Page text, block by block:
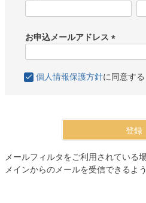
お申込メールアドレス
須
個人情報保護方針に同意する
登録
メールフィルタをご利用されている場
メインからのメールを受信できるよ